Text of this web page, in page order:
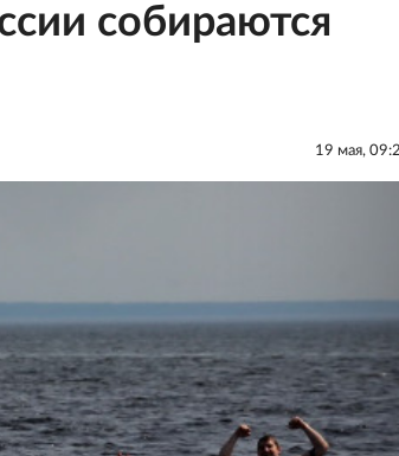
собираются
19 мая,